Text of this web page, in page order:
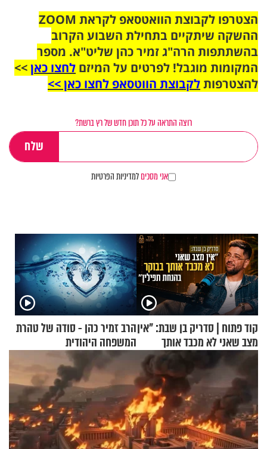
הצטרפו לקבוצת הוואטסאפ לקראת ZOOM
ההשקה שיתקיים בתחילת השבוע הקרוב
בהשתתפות הרה"ג זמיר כהן שליט"א. מספר
המקומות מוגבל! לפרטים על המיזם לחצו כאן>>
להצטרפותלקבוצת הווטסאפ לחצו כאן >>
רוצה התראה על כל תוכן חדש של רץ ברשת?
אני מסכיםלמדיניות הפרטיות
קוד פתוח | סדריק בן שבת: "אין
מצב שאני לא מכבד אותך
בבוקר בהנחת תפילין"
הרב זמיר כהן - סודה של טהרת
המשפחה היהודית